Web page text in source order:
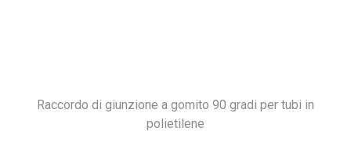
Raccordo di giunzione a gomito 90 gradi per tubi in
polietilene